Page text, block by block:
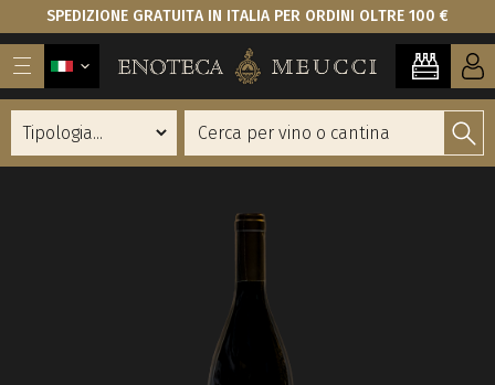
SPEDIZIONE GRATUITA IN ITALIA PER ORDINI OLTRE 100 €